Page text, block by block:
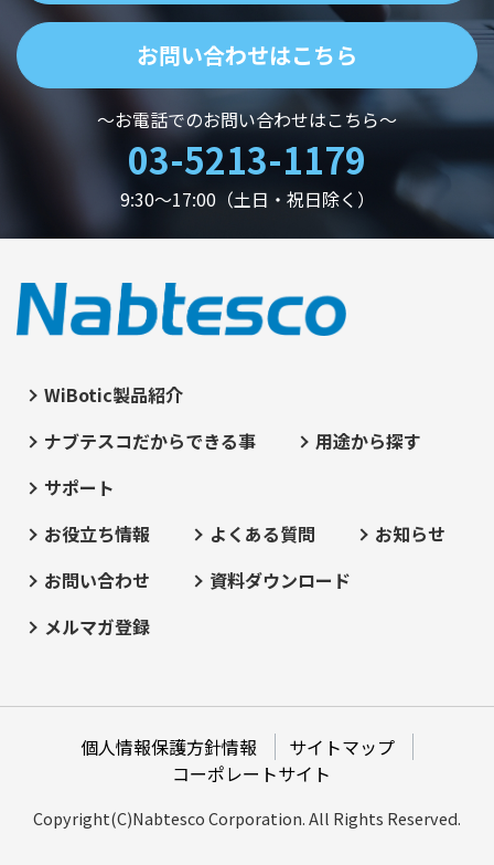
お問い合わせはこちら
～お電話でのお問い合わせはこちら～
03-5213-1179
9:30～17:00（土日・祝日除く）
WiBotic製品紹介
ナブテスコだからできる事
用途から探す
サポート
お役立ち情報
よくある質問
お知らせ
お問い合わせ
資料ダウンロード
メルマガ登録
個人情報保護方針情報
サイトマップ
コーポレートサイト
Copyright(C)Nabtesco Corporation. All Rights Reserved.